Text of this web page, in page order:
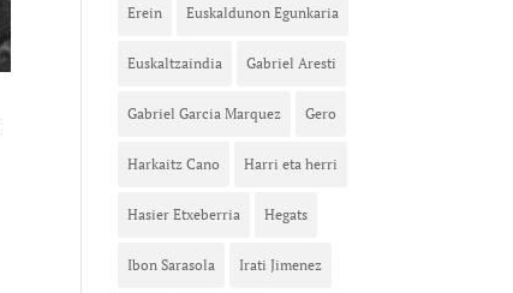
Erein Euskaldunon Egunkaria
Euskaltzaindia Gabriel Aresti
Gabriel Garcia Marquez Gero
Harkaitz Cano Harri eta herri
Hasier Etxeberria Hegats
Ibon Sarasola Irati Jimenez